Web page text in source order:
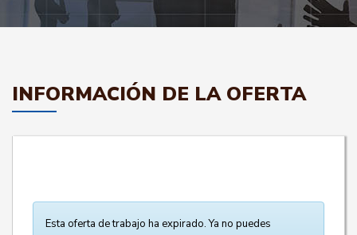
INFORMACIÓN DE LA OFERTA
Esta oferta de trabajo ha expirado. Ya no puedes